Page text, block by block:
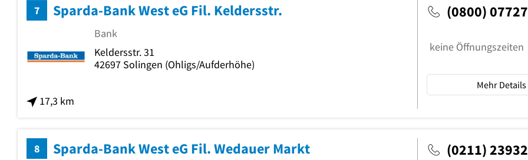
7 Sparda-Bank West eG Fil. Keldersstr.
17,3 km
Bank
Keldersstr. 31
42697 Solingen (Ohligs/Aufderhöhe)
(0800)
keine Öffnungszeiten
Mehr Details
8 Sparda-Bank West eG Fil. Wedauer Markt (0211)